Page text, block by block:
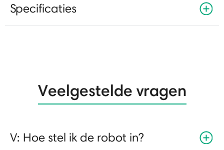
Specificaties
Veelgestelde vragen
V: Hoe stel ik de robot in?